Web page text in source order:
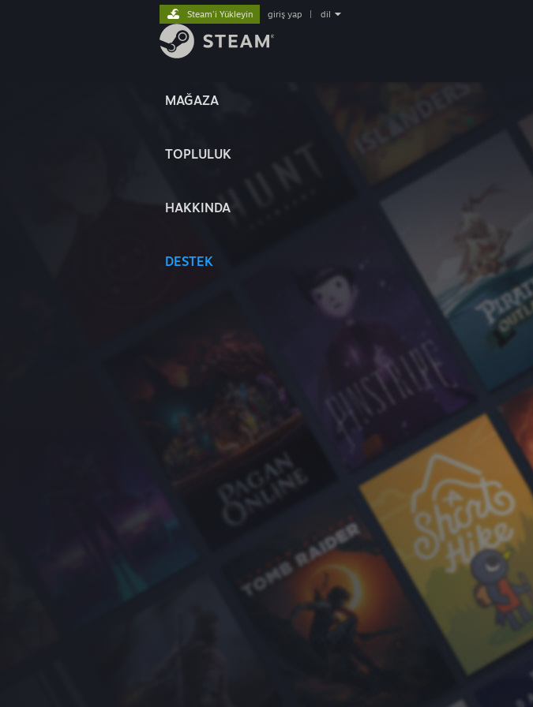
MAĞAZA
TOPLULUK
HAKKINDA
DESTEK
Steam'i Yükleyin giriş yap dil